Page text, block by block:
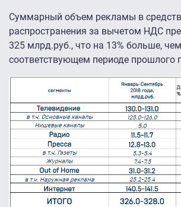
Суммарный объем рекламы в
распространения за вычетом НДС
325 млрд.руб., что на 13% больше,
соответствующем периоде прошлого